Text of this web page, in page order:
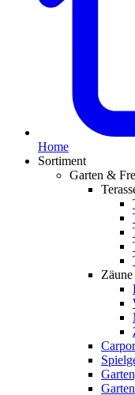
Home
Sortiment
Garten &